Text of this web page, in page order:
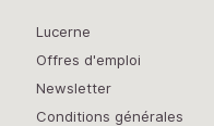
Lucerne
Offres d'emploi
Newsletter
Conditions générales